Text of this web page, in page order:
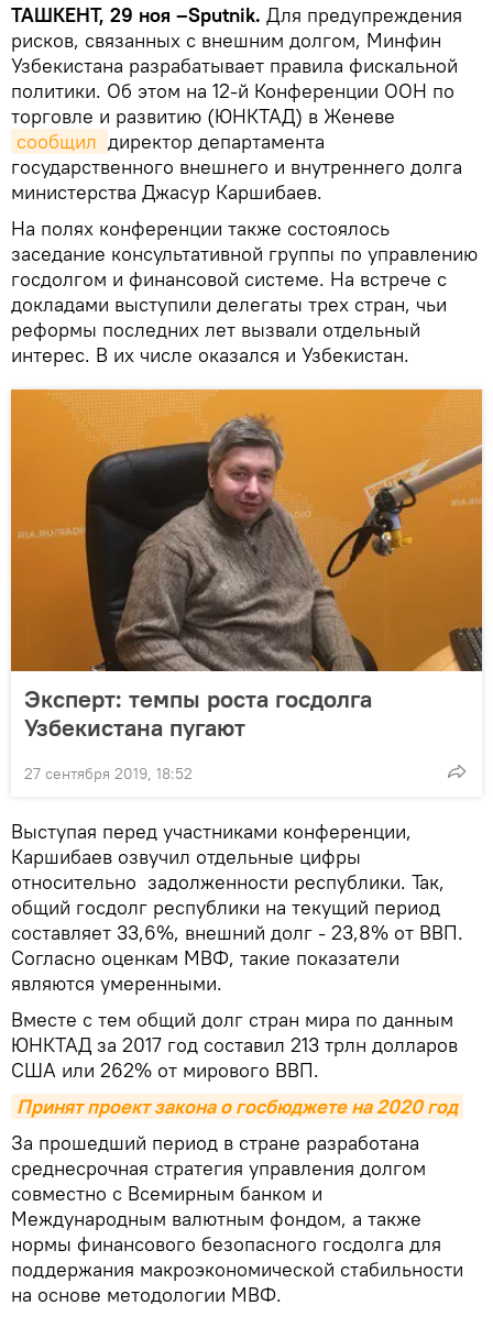
ТАШКЕНТ, 29 ноя –Sputnik. Для предупреждения
рисков, связанных с внешним долгом, Минфин
Узбекистана разрабатывает правила фискальной
политики. Об этом на 12-й Конференции ООН по
торговле и развитию (ЮНКТАД) в Женеве
сообщил директор департамента
государственного внешнего и внутреннего долга
министерства Джасур Каршибаев.
На полях конференции также состоялось
заседание консультативной группы по управлению
госдолгом и финансовой системе. На встрече с
докладами выступили делегаты трех стран, чьи
реформы последних лет вызвали отдельный
интерес. В их числе оказался и Узбекистан.
Эксперт: темпы роста госдолга
Узбекистана пугают
27 сентября 2019, 18:52
Выступая перед участниками конференции,
Каршибаев озвучил отдельные цифры
относительно задолженности республики. Так,
общий госдолг республики на текущий период
составляет 33,6%, внешний долг - 23,8% от ВВП.
Согласно оценкам МВФ, такие показатели
являются умеренными.
Вместе с тем общий долг стран мира по данным
ЮНКТАД за 2017 год составил 213 трлн долларов
США или 262% от мирового ВВП.
Принят проект закона о госбюджете на 2020 год
За прошедший период в стране разработана
среднесрочная стратегия управления долгом
совместно с Всемирным банком и
Международным валютным фондом, а также
нормы финансового безопасного госдолга для
поддержания макроэкономической стабильности
на основе методологии МВФ.